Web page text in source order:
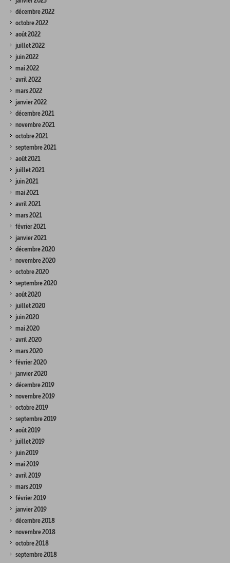
décembre 2022
octobre 2022
août 2022
juillet 2022
juin 2022
mai 2022
avril 2022
mars 2022
janvier 2022
décembre 2021
novembre 2021
octobre 2021
septembre 2021
août 2021
juillet 2021
juin 2021
mai 2021
avril 2021
mars 2021
février 2021
janvier 2021
décembre 2020
novembre 2020
octobre 2020
septembre 2020
août 2020
juillet 2020
juin 2020
mai 2020
avril 2020
mars 2020
février 2020
janvier 2020
décembre 2019
novembre 2019
octobre 2019
septembre 2019
août 2019
juillet 2019
juin 2019
mai 2019
avril 2019
mars 2019
février 2019
janvier 2019
décembre 2018
novembre 2018
octobre 2018
septembre 2018